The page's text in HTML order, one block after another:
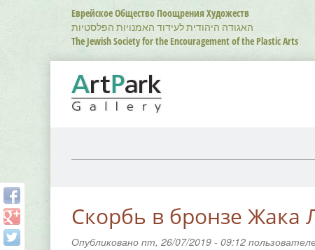
Еврейское Общество Поощрения Художеств
האגודה היהודית לעידוד האמנויות הפלסטיות
The Jewish Society for the Encouragement of the Plastic Arts
Скорбь в бронзе
Опубликовано пт, 26/07/2019 - 09:12